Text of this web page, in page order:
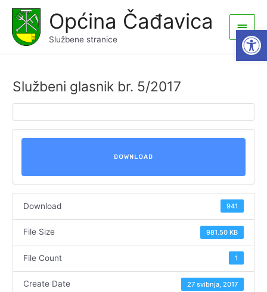
content
Općina Čađavica
Službene stranice
Main
Menu
Službeni glasnik br. 5/2017
DOWNLOAD
Download 941
File Size 981.50 KB
File Count 1
Create Date 27 svibnja, 2017